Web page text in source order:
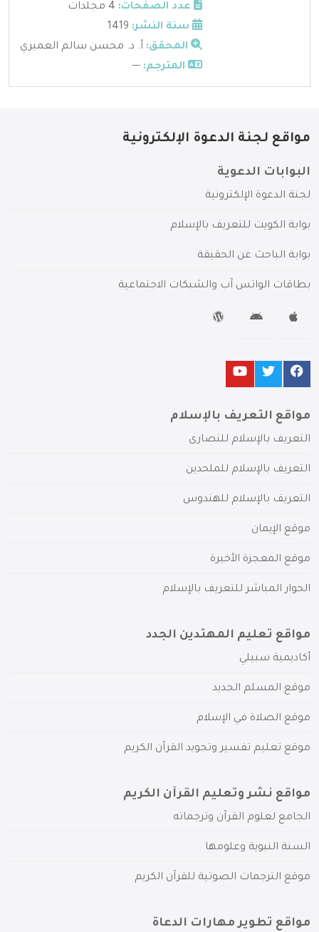
عدد الصفحات:
سنة النشر:
المحقق: أ. د. محسن سالم العميري
المترجم: ---
مواقع لجنة الدعوة الإلكترونية
البوابات الدعوية
لجنة الدعوة الإلكترونية
بوابة الكويت للتعريف بالإسلام
بوابة الباحث عن الحقيقة
بطاقات الواتس آب والشبكات الاجتماعية
مواقع التعريف بالإسلام
التعريف بالإسلام للنصارى
التعريف بالإسلام للملحدين
التعريف بالإسلام للهندوس
موقع الإيمان
موقع المعجزة الأخيرة
الحوار المباشر للتعريف بالإسلام
مواقع تعليم المهتدين الجدد
أكاديمية سبيلي
موقع المسلم الجديد
موقع الصلاة في الإسلام
موقع تعليم تفسير وتجويد القرآن الكريم
مواقع نشر وتعليم القرآن الكريم
الجامع لعلوم القرآن وترجماته
السنة النبوية وعلومها
موقع الترجمات الصوتية للقرآن الكريم
مواقع تطوير مهارات الدعاة